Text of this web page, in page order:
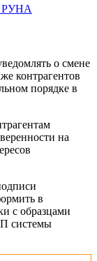
РУНА
о смене
контрагентов
порядке в
на
в
с образцами
системы